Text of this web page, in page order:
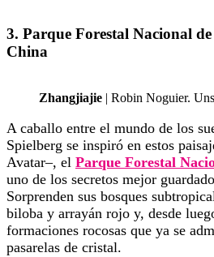
3. Parque Forestal Nacional
China
Zhangjiajie | Robin Noguier.
A caballo entre el mundo de los
Spielberg se inspiró en estos
Avatar–, el Parque Forestal
uno de los secretos mejor
Sorprenden sus bosques
biloba y arrayán rojo y, desde
formaciones rocosas que ya se
pasarelas de cristal.